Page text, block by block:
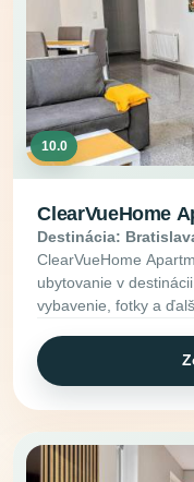
10.0
ClearVueHome
Destinácia:
ClearVueHome
ubytovanie v
vybavenie, fotky a